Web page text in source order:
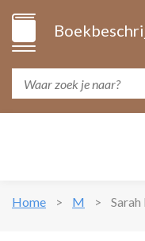
Home M